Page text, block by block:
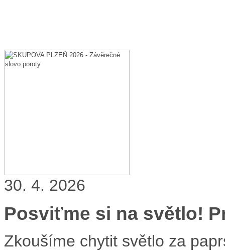
30. 4. 2026
Posviťme si na světlo!
Zkoušíme chytit světlo za